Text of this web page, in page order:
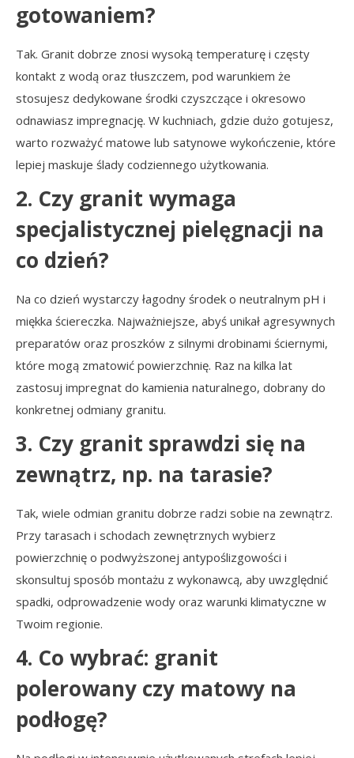
gotowaniem?
Tak. Granit dobrze znosi wysoką temperaturę i częsty
kontakt z wodą oraz tłuszczem, pod warunkiem że
stosujesz dedykowane środki czyszczące i okresowo
odnawiasz impregnację. W kuchniach, gdzie dużo gotujesz,
warto rozważyć matowe lub satynowe wykończenie, które
lepiej maskuje ślady codziennego użytkowania.
2. Czy granit wymaga
specjalistycznej pielęgnacji na
co dzień?
Na co dzień wystarczy łagodny środek o neutralnym pH i
miękka ściereczka. Najważniejsze, abyś unikał agresywnych
preparatów oraz proszków z silnymi drobinami ściernymi,
które mogą zmatowić powierzchnię. Raz na kilka lat
zastosuj impregnat do kamienia naturalnego, dobrany do
konkretnej odmiany granitu.
3. Czy granit sprawdzi się na
zewnątrz, np. na tarasie?
Tak, wiele odmian granitu dobrze radzi sobie na zewnątrz.
Przy tarasach i schodach zewnętrznych wybierz
powierzchnię o podwyższonej antypoślizgowości i
skonsultuj sposób montażu z wykonawcą, aby uwzględnić
spadki, odprowadzenie wody oraz warunki klimatyczne w
Twoim regionie.
4. Co wybrać: granit
polerowany czy matowy na
podłogę?